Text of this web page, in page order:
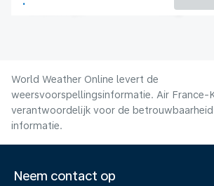
Aug.
World Weather Online levert de
weersvoorspellingsinformatie. Air France-
verantwoordelijk voor de
informatie.
Neem contact op